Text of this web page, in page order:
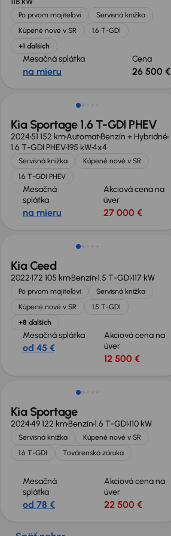
Po prvom majiteľovi
Servisná knižka
Kúpené nové v SR
1.6 T-GDI
+1 ďalších
Mesačná splátka
na mieru
Cena
26 500 €
Kia Sportage 1.6 T-GDI PHEV
202451 152 kmAutomatBenzín + Hybridné
1.6 T-GDI PHEV195 kW4x4
Servisná knižka
Kúpené nové v SR
1.6 T-GDI PHEV
Mesačná
splátka
na mieru
Akciová cena na
úver
27 000 €
Možnosť odpočtu DPH
Kia Ceed
2022172 105 kmBenzín1.5 T-GDI117 kW
Po prvom majiteľovi
Servisná knižka
Kúpené nové v SR
1.5 T-GDI
+8 ďalších
Mesačná splátka
od 45 €
Akciová cena na
úver
12 500 €
Kia Sportage
202449 122 kmBenzín1.6 T-GDI110 kW
Servisná knižka
Kúpené nové v SR
1.6 T-GDI
Továrenská záruka
Mesačná
splátka
od 78 €
Akciová cena na
úver
22 500 €